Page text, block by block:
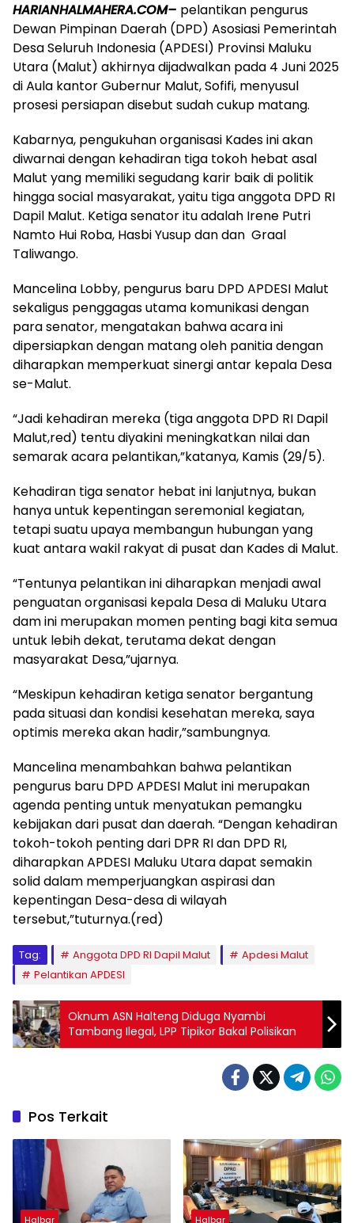
HARIANHALMAHERA.COM– pelantikan pengurus
Dewan Pimpinan Daerah (DPD) Asosiasi Pemerintah
Desa Seluruh Indonesia (APDESI) Provinsi Maluku
Utara (Malut) akhirnya dijadwalkan pada 4 Juni 2025
di Aula kantor Gubernur Malut, Sofifi, menyusul
prosesi persiapan disebut sudah cukup matang.
Kabarnya, pengukuhan organisasi Kades ini akan
diwarnai dengan kehadiran tiga tokoh hebat asal
Malut yang memiliki segudang karir baik di politik
hingga social masyarakat, yaitu tiga anggota DPD RI
Dapil Malut. Ketiga senator itu adalah Irene Putri
Namto Hui Roba, Hasbi Yusup dan dan Graal
Taliwango.
Mancelina Lobby, pengurus baru DPD APDESI Malut
sekaligus penggagas utama komunikasi dengan
para senator, mengatakan bahwa acara ini
dipersiapkan dengan matang oleh panitia dengan
diharapkan memperkuat sinergi antar kepala Desa
se-Malut.
“Jadi kehadiran mereka (tiga anggota DPD RI Dapil
Malut,red) tentu diyakini meningkatkan nilai dan
semarak acara pelantikan,”katanya, Kamis (29/5).
Kehadiran tiga senator hebat ini lanjutnya, bukan
hanya untuk kepentingan seremonial kegiatan,
tetapi suatu upaya membangun hubungan yang
kuat antara wakil rakyat di pusat dan Kades di Malut.
“Tentunya pelantikan ini diharapkan menjadi awal
penguatan organisasi kepala Desa di Maluku Utara
dam ini merupakan momen penting bagi kita semua
untuk lebih dekat, terutama dekat dengan
masyarakat Desa,”ujarnya.
“Meskipun kehadiran ketiga senator bergantung
pada situasi dan kondisi kesehatan mereka, saya
optimis mereka akan hadir,”sambungnya.
Mancelina menambahkan bahwa pelantikan
pengurus baru DPD APDESI Malut ini merupakan
agenda penting untuk menyatukan pemangku
kebijakan dari pusat dan daerah. “Dengan kehadiran
tokoh-tokoh penting dari DPR RI dan DPD RI,
diharapkan APDESI Maluku Utara dapat semakin
solid dalam memperjuangkan aspirasi dan
kepentingan Desa-desa di wilayah
tersebut,”tuturnya.(red)
Tag: Anggota DPD RI Dapil Malut
Apdesi Malut
Pelantikan APDESI
Oknum ASN Halteng Diduga Nyambi
Tambang Ilegal, LPP Tipikor Bakal Polisikan
Pos Terkait
Halbar Halbar